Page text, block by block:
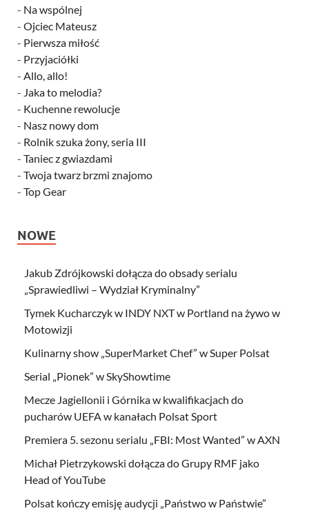
- Na wspólnej
- Ojciec Mateusz
- Pierwsza miłość
- Przyjaciółki
- Allo, allo!
- Jaka to melodia?
- Kuchenne rewolucje
- Nasz nowy dom
- Rolnik szuka żony, seria III
- Taniec z gwiazdami
- Twoja twarz brzmi znajomo
- Top Gear
NOWE
Jakub Zdrójkowski dołącza do obsady serialu
„Sprawiedliwi – Wydział Kryminalny”
Tymek Kucharczyk w INDY NXT w Portland na żywo w
Motowizji
Kulinarny show „SuperMarket Chef” w Super Polsat
Serial „Pionek” w SkyShowtime
Mecze Jagiellonii i Górnika w kwalifikacjach do
pucharów UEFA w kanałach Polsat Sport
Premiera 5. sezonu serialu „FBI: Most Wanted” w AXN
Michał Pietrzykowski dołącza do Grupy RMF jako
Head of YouTube
Polsat kończy emisję audycji „Państwo w Państwie”